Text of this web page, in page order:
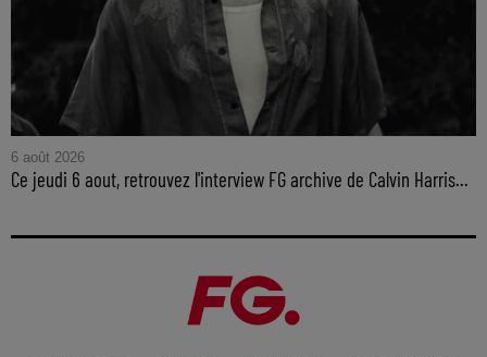
6 août 2026
Ce jeudi 6 aout, retrouvez l'interview FG archive de Calvin Harris...